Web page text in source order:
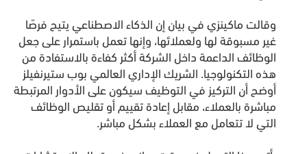
وقالت ماكينزي في بيان إن الذكاء الاصطناعي يتيح فرصًا
غير مسبوقة لها ولعملائها، وإنها تعمل باستمرار على جعل
الوظائف الداعمة داخل الشركة أكثر كفاءة بالاستفادة من
هذه التكنولوجيا. الشريك الإداري العالمي بوب ستيرنفيلز
أوضح أن التركيز في التوظيف سيكون على الأدوار المرتبطة
مباشرة بالعملاء، مقابل إعادة تقييم أو تقليص الوظائف
التي لا تتعامل مع العملاء بشكل مباشر.